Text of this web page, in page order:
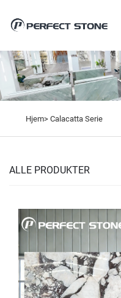
Hjem> Calacatta Serie
ALLE PRODUKTER